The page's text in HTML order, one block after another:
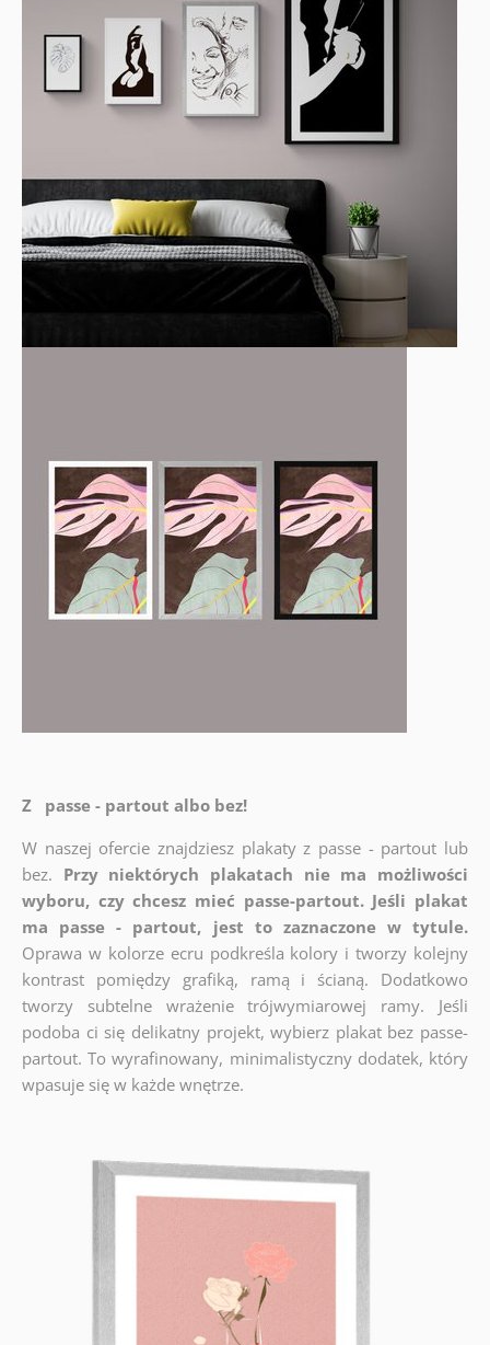
Z passe - partout albo bez!
W naszej ofercie znajdziesz plakaty z passe - partout lub
bez. Przy niektórych plakatach nie ma możliwości
wyboru, czy chcesz mieć passe-partout. Jeśli plakat
ma passe - partout, jest to zaznaczone w tytule.
Oprawa w kolorze ecru podkreśla kolory i tworzy kolejny
kontrast pomiędzy grafiką, ramą i ścianą. Dodatkowo
tworzy subtelne wrażenie trójwymiarowej ramy. Jeśli
podoba ci się delikatny projekt, wybierz plakat bez passe-
partout. To wyrafinowany, minimalistyczny dodatek, który
wpasuje się w każde wnętrze.